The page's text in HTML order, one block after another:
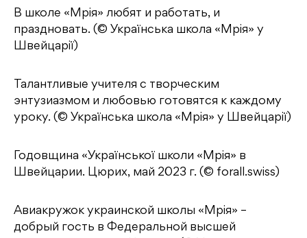
В школе «Мрія» любят и работать, и
праздновать. (© Українська школа «Мрія» у
Швейцарії)
Талантливые учителя с творческим
энтузиазмом и любовью готовятся к каждому
уроку. (© Українська школа «Мрія» у Швейцарії)
Годовщина «Української школи «Мрія» в
Швейцарии. Цюрих, май 2023 г. (© forall.swiss)
Авиакружок украинской школы «Мрія» –
добрый гость в Федеральной высшей